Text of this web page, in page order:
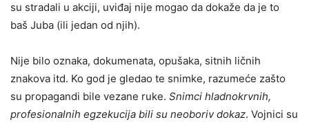
su stradali u akciji, uviđaj nije mogao da dokaže da je to
baš Juba (ili jedan od njih).
Nije bilo oznaka, dokumenata, opušaka, sitnih ličnih
znakova itd. Ko god je gledao te snimke, razumeće zašto
su propagandi bile vezane ruke. Snimci hladnokrvnih,
profesionalnih egzekucija bili su neoboriv dokaz. Vojnici su